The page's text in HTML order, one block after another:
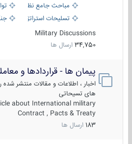
مباحث جامع نظامی
تسلیحات استراتژیک
جنگ
Military Discussions
34,750 ارسال ها
پیمان ها - قراردادها و
اخبار ، اطلاعات و مقالات منتشر شده
های تسیحاتی
about International military
Contract , Pacts & Treaty
183 ارسال ها